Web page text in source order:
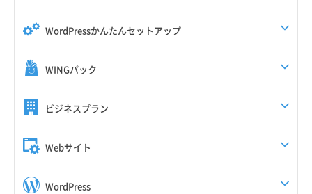
WordPressかんたんセットアップ
WINGパック
ビジネスプラン
Webサイト
WordPress